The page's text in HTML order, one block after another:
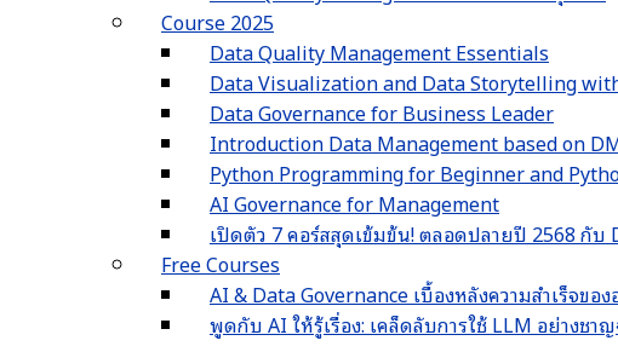
Course 2025
Data Quality Management Essentials
Data Visualization and Data Storytelling
Data Governance for Business Leader
Introduction Data Management based on
Python Programming for Beginner and
AI Governance for Management
เปิดตัว 7 คอร์สสุดเข้มข้น! ตลอดปลายปี 2568 กับ
Free Courses
AI & Data Governance เบื้องหลังความสำเร็จขอ
พูดกับ AI ให้รู้เรื่อง: เคล็ดลับการใช้ LLM อย่างชา